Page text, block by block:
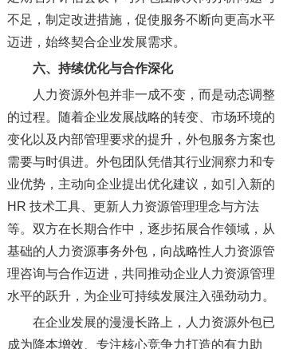
不足，制定改进措施，促使服务不断向更高水平
迈进，始终契合企业发展需求。
六、持续优化与合作深化
人力资源外包并非一成不变，而是动态调整
的过程。随着企业发展战略的转变、市场环境的
变化以及内部管理要求的提升，外包服务方案也
需要与时俱进。外包团队凭借其行业洞察力和专
业优势，主动向企业提出优化建议，如引入新的
HR 技术工具、更新人力资源管理理念与方法
等。双方在长期合作中，逐步拓展合作领域，从
基础的人力资源事务外包，向战略性人力资源管
理咨询与合作迈进，共同推动企业人力资源管理
水平的跃升，为企业可持续发展注入强劲动力。
在企业发展的漫漫长路上，人力资源外包已
成为降本增效、专注核心竞争力打造的有力助